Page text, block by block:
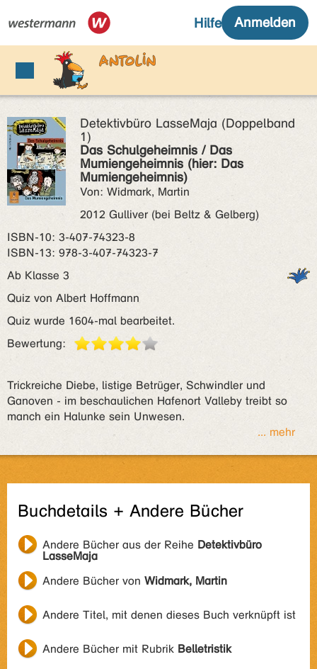
Detektivbüro LasseMaja (Doppelband
1)
Das Schulgeheimnis / Das
Mumiengeheimnis (hier: Das
Mumiengeheimnis)
Von: Widmark, Martin
2012 Gulliver (bei Beltz & Gelberg)
ISBN‑10: 3-407-74323-8
ISBN‑13: 978-3-407-74323-7
Ab Klasse 3
Quiz von Albert Hoffmann
Quiz wurde 1604-mal bearbeitet.
Bewertung:
Trickreiche Diebe, listige Betrüger, Schwindler und
Ganoven - im beschaulichen Hafenort Valleby treibt so
manch ein Halunke sein Unwesen.
... mehr
Buchdetails + Andere Bücher
Andere Bücher aus der Reihe Detektivbüro
LasseMaja
Andere Bücher von Widmark, Martin
Andere Titel, mit denen dieses Buch verknüpft ist
Andere Bücher mit Rubrik Belletristik